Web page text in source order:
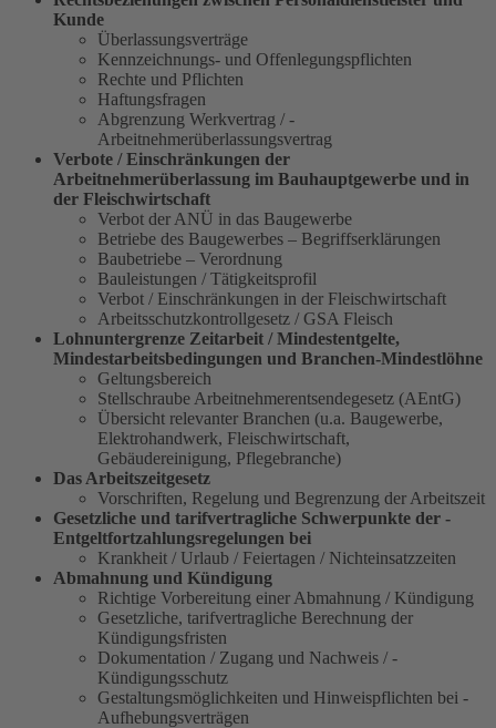
Kunde
Überlassungsverträge
Kennzeichnungs- und Offenlegungspflichten
Rechte und Pflichten
Haftungsfragen
Abgrenzung Werkvertrag / ­
Arbeitnehmerüberlassungsvertrag
Verbote / Einschränkungen der
Arbeitnehmerüberlassung im Bauhauptgewerbe und in
der Fleischwirtschaft
Verbot der ANÜ in das Baugewerbe
Betriebe des Baugewerbes – Begriffserklärungen
Baubetriebe – Verordnung
Bauleistungen / Tätigkeitsprofil
Verbot / Einschränkungen in der Fleischwirtschaft
Arbeitsschutzkontrollgesetz / GSA Fleisch
Lohnuntergrenze Zeitarbeit / Mindestentgelte,
Mindestarbeitsbedingungen und Branchen-Mindestlöhne
Geltungsbereich
Stellschraube Arbeitnehmerentsendegesetz (AEntG)
Übersicht relevanter Branchen (u.a. Baugewerbe,
Elektrohandwerk, Fleischwirtschaft,
Gebäudereinigung, Pflegebranche)
Das Arbeitszeitgesetz
Vorschriften, Regelung und Begrenzung der ­Arbeitszeit
Gesetzliche und tarifvertragliche Schwerpunkte der ­
Entgeltfortzahlungsregelungen bei
Krankheit / Urlaub / Feiertagen / ­Nichteinsatzzeiten
Abmahnung und Kündigung
Richtige Vorbereitung einer Abmahnung / ­Kündigung
Gesetzliche, tarifvertragliche Berechnung der
Kündigungsfristen
Dokumentation / Zugang und Nachweis / ­
Kündigungsschutz
Gestaltungsmöglichkeiten und Hinweispflichten bei ­
Aufhebungsverträgen